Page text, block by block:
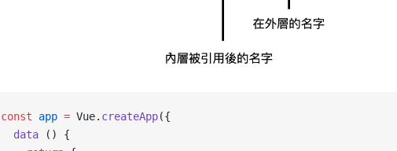
const app = Vue. createApp({
  data
() {